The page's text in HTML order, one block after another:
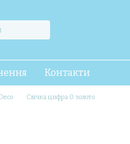
Контакти
Свічка цифра 0 золото